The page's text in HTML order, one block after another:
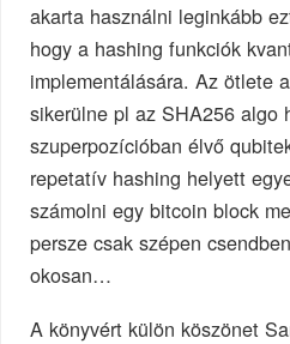
akarta használni leginkább
hogy a hashing funkciók
implementálására. Az ötlete
sikerülne pl az SHA256 algo
szuperpozícióban élvő
repetatív hashing helyett
számolni egy bitcoin block
persze csak szépen
okosan…
A könyvért külön köszönet